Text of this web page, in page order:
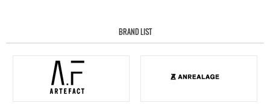
BRAND LIST